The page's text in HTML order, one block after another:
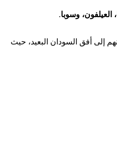
.
إلى أفق السودان البعيد، حيث